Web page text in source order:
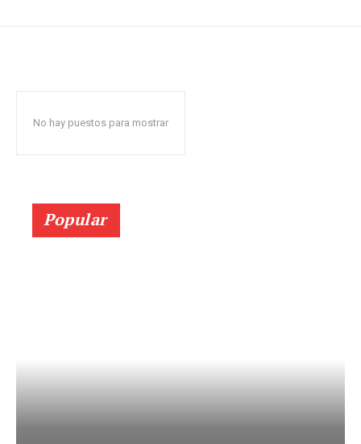
No hay puestos para mostrar
Popular